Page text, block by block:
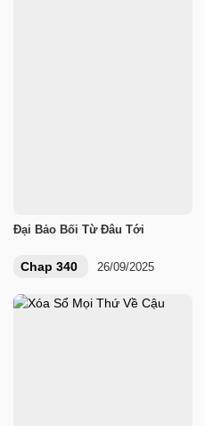
Đại Bảo Bối Từ Đâu Tới
Chap 340 26/09/2025